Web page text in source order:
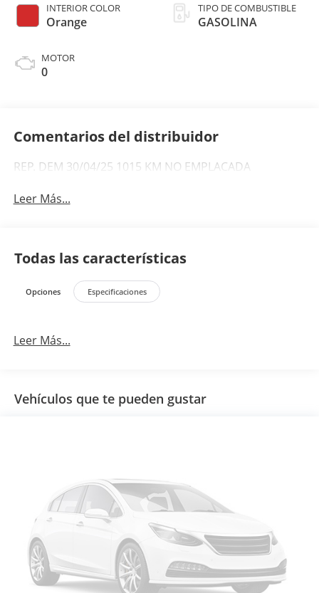
INTERIOR COLOR
Orange
MOTOR
0
TIPO DE COMBUSTIBLE
GASOLINA
Comentarios del distribuidor
REP. DEM 30/04/25 1015 KM NO EMPLACADA
Leer Más...
Todas las características
Opciones Especificaciones
Leer Más...
Vehículos que te pueden gustar